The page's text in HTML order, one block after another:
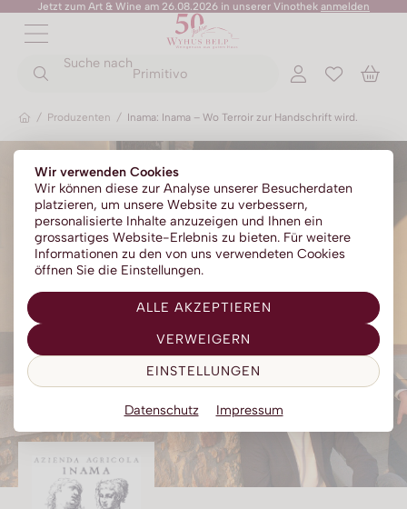
Wir verwenden Cookies
Wir können diese zur Analyse unserer Besucherdaten
platzieren, um unsere Website zu verbessern,
personalisierte Inhalte anzuzeigen und Ihnen ein
grossartiges Website-Erlebnis zu bieten. Für weitere
Informationen zu den von uns verwendeten Cookies
öffnen Sie die Einstellungen.
ALLE AKZEPTIEREN
VERWEIGERN
EINSTELLUNGEN
Datenschutz Impressum
Jetzt zum Art & Wine am 26.08.2026 in unserer Vinothek anmelden
Suche nach
Primitivo
/ Produzenten / Inama: Inama – Wo Terroir zur Handschrift wird.
ZURÜCK
Rotweine
Weissweine
Roséweine
Dessertweine
Fine Wines
Südweine
ZURÜCK
Champagner
Prosecco
Franciacorta
Sparkling
Méthode traditionelle
ZURÜCK
Portwein
Absinth
Aperitif | Bitter
Calvados
Cognac | Armagnac
Gin
Grappa | Tresterbrand
Likör
Obstbrand
Rum
Brandy | Weinbrand
ZURÜCK
No Alc - Sparkling
No Alc - Stillwein
No Alc - Aperitif
No Alc - RTD Mixgetränke
Low Alc - Sparkling
Low Alc - Stillwein
ZURÜCK
Sommer-Sale
ZURÜCK
Senza Parole
Kylie Minogue Wines
Elton John Zero
AZZERIO
Tosone
Mavrio
Silentium